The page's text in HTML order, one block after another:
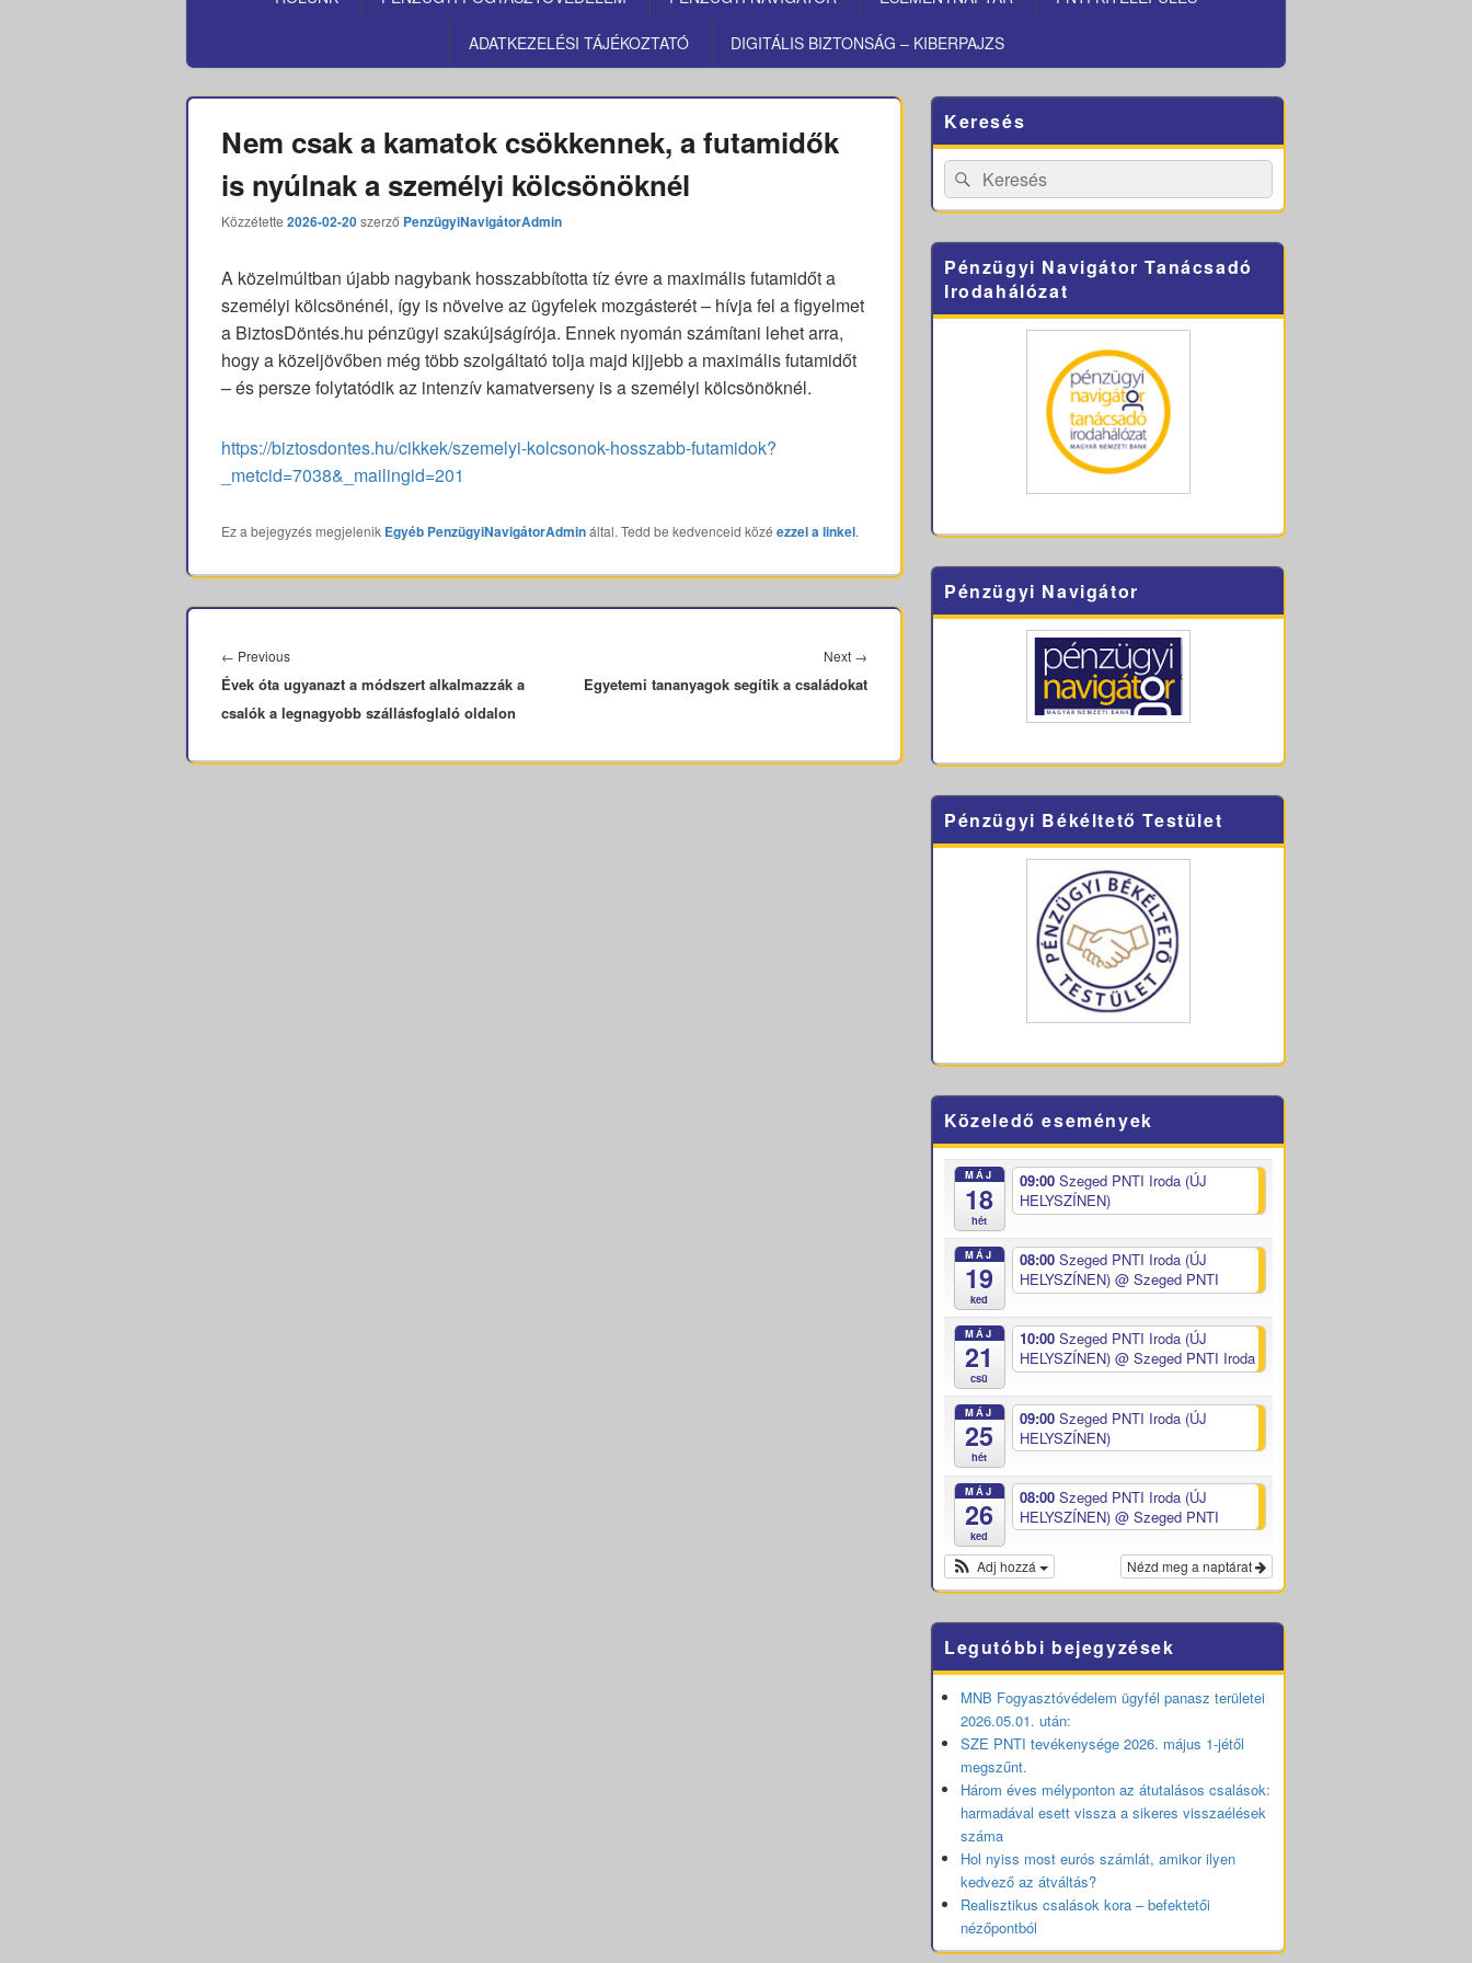
ADATKEZELÉSI TÁJÉKOZTATÓ DIGITÁLIS BIZTONSÁG – KIBERPAJZS
Nem csak a kamatok csökkennek, a futamidők
is nyúlnak a személyi kölcsönöknél
Közzétette 2026-02-20szerző PenzügyiNavigátorAdmin
A közelmúltban újabb nagybank hosszabbította tíz évre a maximális futamidőt a
személyi kölcsönénél, így is növelve az ügyfelek mozgásterét – hívja fel a figyelmet
a BiztosDöntés.hu pénzügyi szakújságírója. Ennek nyomán számítani lehet arra,
hogy a közeljövőben még több szolgáltató tolja majd kijjebb a maximális futamidőt
– és persze folytatódik az intenzív kamatverseny is a személyi kölcsönöknél.
https://biztosdontes.hu/cikkek/szemelyi-kolcsonok-hosszabb-futamidok?
_metcid=7038&_mailingid=201
Ez a bejegyzés megjelenik Egyéb PenzügyiNavigátorAdmináltal. Tedd be kedvenceid közé ezzel a linkel.
navigáció
← PreviousPrevious
post:
Évek óta ugyanazt a módszert alkalmazzák a
csalók a legnagyobb szállásfoglaló oldalon
Next →
post:
Egyetemi tananyagok segítik a családokat
Sidebar
Widget
Area
Keresés
Search
for:
Search
Pénzügyi Navigátor Tanácsadó
Irodahálózat
Pénzügyi Navigátor
Pénzügyi Békéltető Testület
Közeledő események
MÁJ
18
hét
09:00 Szeged PNTI Iroda (ÚJ
HELYSZÍNEN)
MÁJ
19
ked
08:00 Szeged PNTI Iroda (ÚJ
HELYSZÍNEN) @ Szeged PNTI
MÁJ
21
csü
10:00 Szeged PNTI Iroda (ÚJ
HELYSZÍNEN) @ Szeged PNTI Iroda
MÁJ
25
hét
09:00 Szeged PNTI Iroda (ÚJ
HELYSZÍNEN)
MÁJ
26
ked
08:00 Szeged PNTI Iroda (ÚJ
HELYSZÍNEN) @ Szeged PNTI
Nézd meg a naptárat
Adj hozzá
Legutóbbi bejegyzések
MNB Fogyasztóvédelem ügyfél panasz területei
2026.05.01. után:
SZE PNTI tevékenysége 2026. május 1-jétől
megszűnt.
Három éves mélyponton az átutalásos csalások:
harmadával esett vissza a sikeres visszaélések
száma
Hol nyiss most eurós számlát, amikor ilyen
kedvező az átváltás?
Realisztikus csalások kora – befektetői
nézőpontból